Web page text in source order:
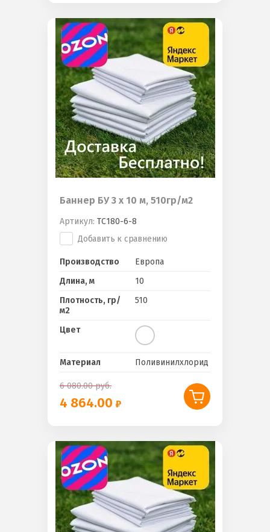
Баннер БУ 3 х 10 м, 510гр/м2
Артикул: ТС180-6-8
Добавить к сравнению
Производство
Европа
Длина, м
10
Плотность, гр/
м2
510
Цвет
Материал Поливинилхлорид
6 080.00руб.
4 864.00